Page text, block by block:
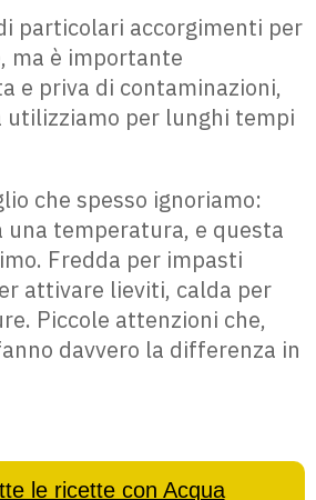
particolari accorgimenti per
ma è importante
e priva di contaminazioni,
per lunghi tempi
che spesso ignoriamo:
una temperatura, e questa
Fredda per impasti
attivare lieviti, calda per
Piccole attenzioni che,
davvero la differenza in
le ricette con Acqua